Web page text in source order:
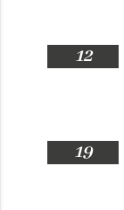
12
19